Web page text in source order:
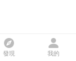
發現 我的